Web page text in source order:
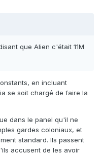
que Alien c'était 11M
en incluant
se soit chargé de faire la
dans le panel qu'il ne
gardes coloniaux, et
standard. Ils passent
accusent de les avoir